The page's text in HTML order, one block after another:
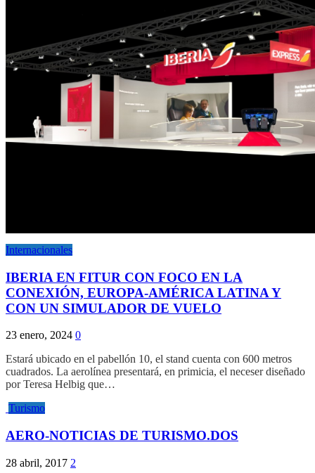
Internacionales
IBERIA EN FITUR CON FOCO EN LA
CONEXIÓN, EUROPA-AMÉRICA LATINA Y
CON UN SIMULADOR DE VUELO
23 enero, 2024 0
Estará ubicado en el pabellón 10, el stand cuenta con 600 metros
cuadrados. La aerolínea presentará, en primicia, el neceser diseñado
por Teresa Helbig que…
Turismo
AERO-NOTICIAS DE TURISMO.DOS
28 abril, 2017 2